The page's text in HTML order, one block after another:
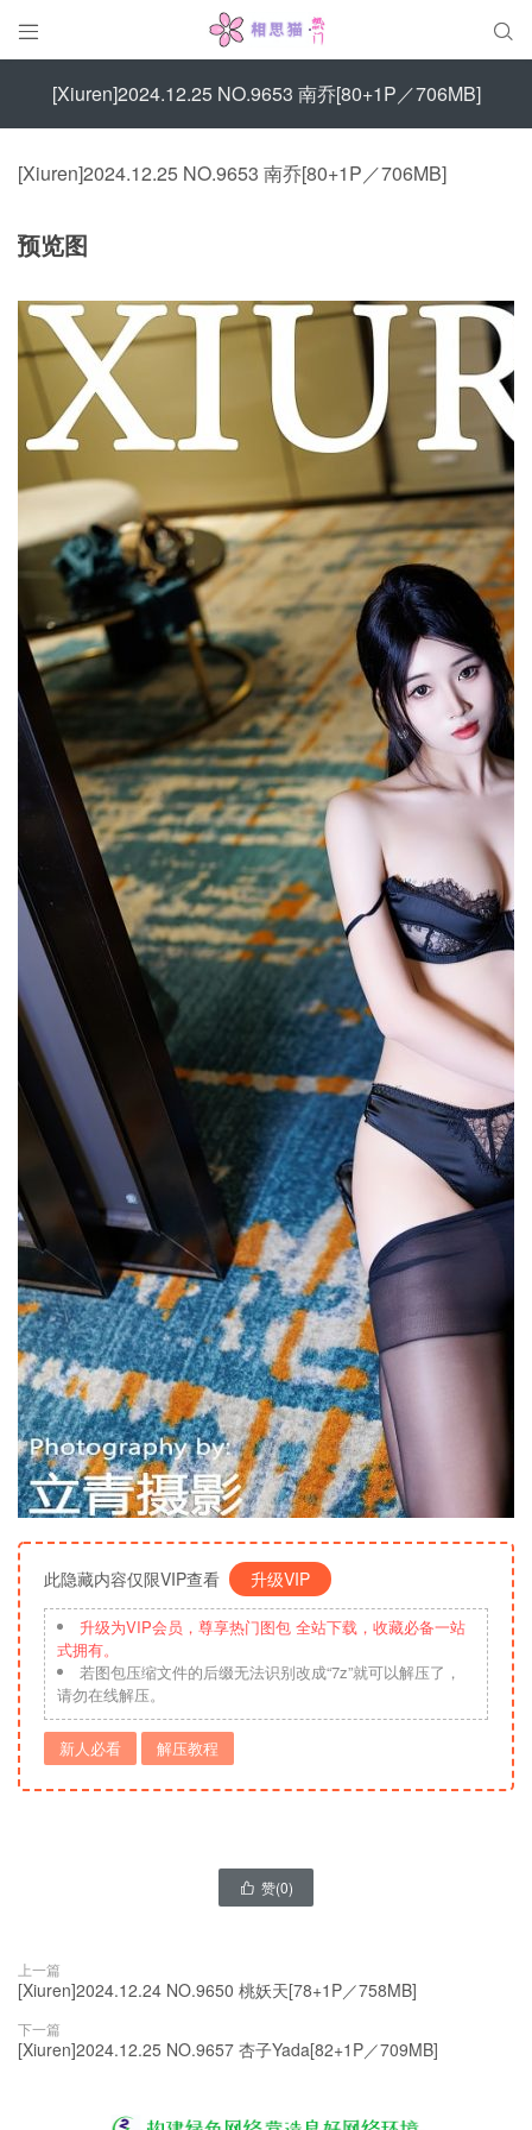
 
[Xiuren]2024.12.25 NO.9653 南乔[80+1P／706MB]
[Xiuren]2024.12.25 NO.9653 南乔[80+1P／706MB]
预览图
此隐藏内容仅限VIP查看 升级VIP
升级为VIP会员，尊享热门图包 全站下载，收藏必备一站
式拥有。
若图包压缩文件的后缀无法识别改成“7z”就可以解压了，
请勿在线解压。
新人必看 解压教程
 赞(0)
上一篇
[Xiuren]2024.12.24 NO.9650 桃妖天[78+1P／758MB]
下一篇
[Xiuren]2024.12.25 NO.9657 杏子Yada[82+1P／709MB]